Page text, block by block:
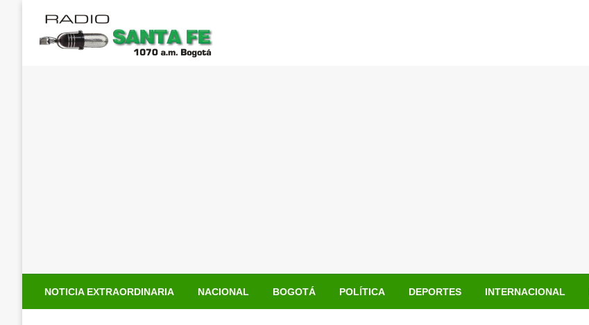
contenido
NOTICIA EXTRAORDINARIA NACIONAL BOGOTÁ POLÍTICA DEPORTES INTERNACIONAL